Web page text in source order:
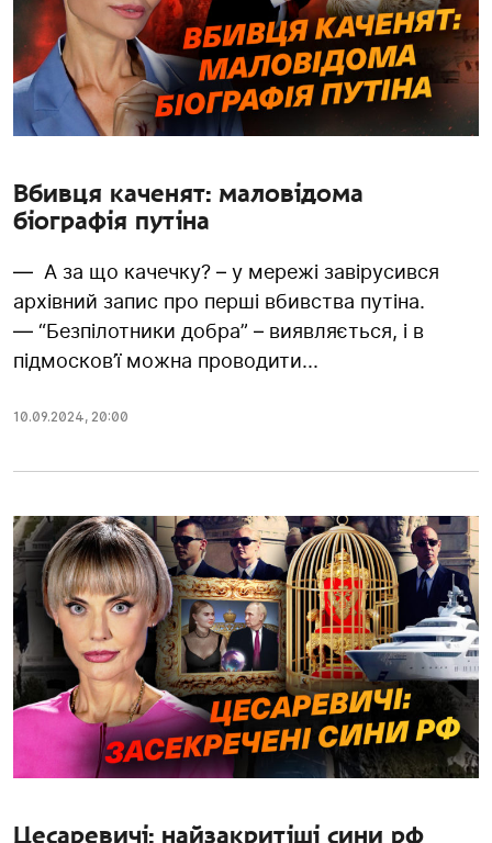
Вбивця каченят: маловідома
біографія путіна
— А за що качечку? – у мережі завірусився
архівний запис про перші вбивства путіна.
— “Безпілотники добра” – виявляється, і в
підмосков’ї можна проводити...
10.09.2024, 20:00
Цесаревичі: найзакритіші сини рф